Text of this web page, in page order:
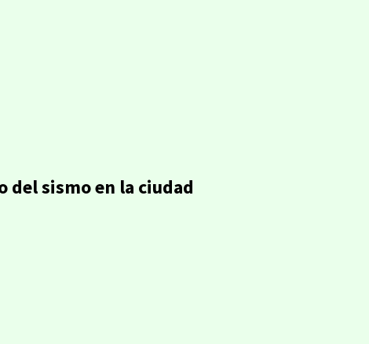
del sismo en la ciudad